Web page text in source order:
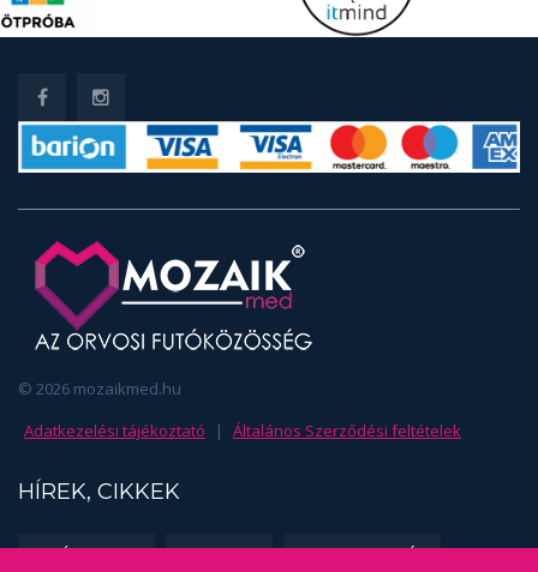
© 2026 mozaikmed.hu
Adatkezelési tájékoztató
| Általános Szerződési feltételek
HÍREK, CIKKEK
EDZÉSSZAKMA FUSS TE IS! SPORTORVOSLÁS